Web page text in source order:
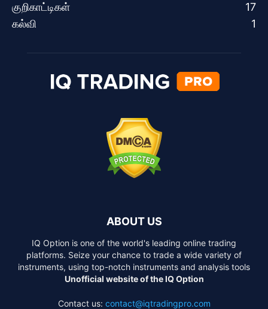
குறிகாட்டிகள்
17
கல்வி
1
ABOUT US
IQ Option is one of the world's leading online trading
platforms. Seize your chance to trade a wide variety of
instruments, using top-notch instruments and analysis tools
Unofficial website of the IQ Option
Contact us: contact@iqtradingpro.com